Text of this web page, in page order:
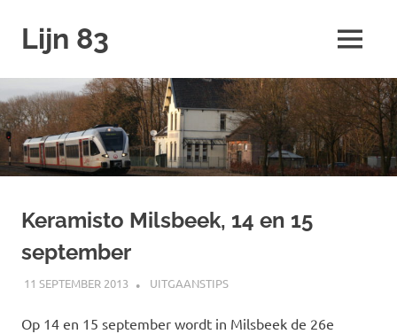
naar
inhoud
Lijn 83 MENU
Keramisto Milsbeek, 14 en 15
september
11 SEPTEMBER 2013 SPOORZOEKER
UITGAANSTIPS
Op 14 en 15 september wordt in Milsbeek de 26e